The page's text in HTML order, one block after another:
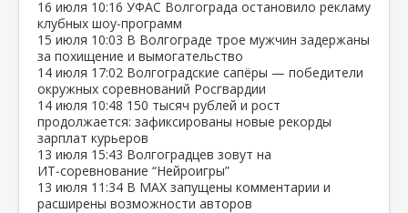
16 июля 10:16 УФАС Волгограда остановило рекламу
клубных шоу‑программ
15 июля 10:03 В Волгограде трое мужчин задержаны
за похищение и вымогательство
14 июля 17:02 Волгоградские сапёры — победители
окружных соревнований Росгвардии
14 июля 10:48 150 тысяч рублей и рост
продолжается: зафиксированы новые рекорды
зарплат курьеров
13 июля 15:43 Волгоградцев зовут на
ИТ‑соревнование “Нейроигры”
13 июля 11:34 В МАХ запущены комментарии и
расширены возможности авторов